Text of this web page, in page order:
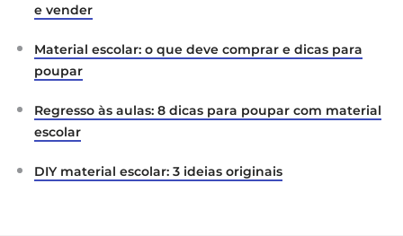
e vender
Material escolar: o que deve comprar e dicas para
poupar
Regresso às aulas: 8 dicas para poupar com material
escolar
DIY material escolar: 3 ideias originais